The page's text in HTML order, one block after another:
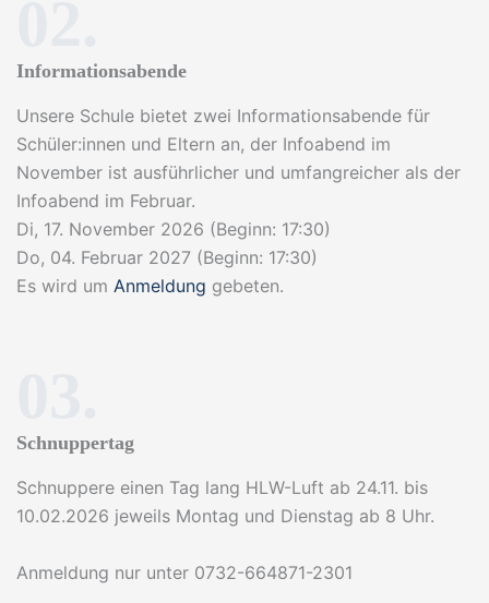
Informationsabende
Unsere Schule bietet zwei Informationsabende für
Schüler:innen und Eltern an, der Infoabend im
November ist ausführlicher und umfangreicher als der
Infoabend im Februar.
Di, 17. November 2026 (Beginn: 17:30)
Do, 04. Februar 2027 (Beginn: 17:30)
Es wird um Anmeldung gebeten.
Schnuppertag
Schnuppere einen Tag lang HLW-Luft ab 24.11. bis
10.02.2026 jeweils Montag und Dienstag ab 8 Uhr.
Anmeldung nur unter 0732-664871-2301